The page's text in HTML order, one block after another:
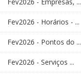
Fev2026 - Horários - ...
Fev2026 - Pontos do ...
Fev2026 - Serviços ...